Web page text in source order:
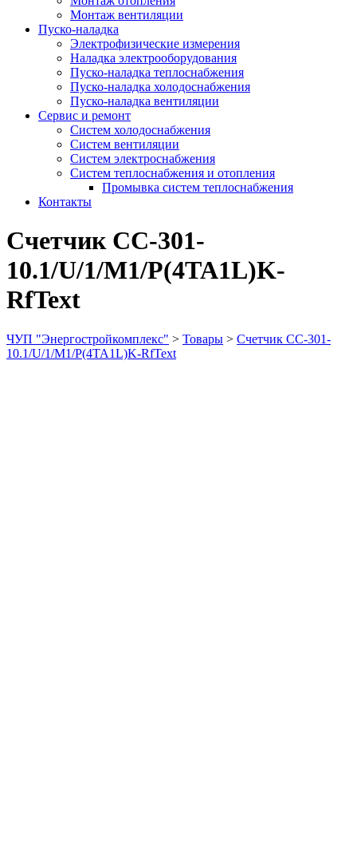
Монтаж вентиляции
Пуско-наладка
Электрофизические измерения
Наладка электрооборудования
Пуско-наладка теплоснабжения
Пуско-наладка холодоснабжения
Пуско-наладка вентиляции
Сервис и ремонт
Систем холодоснабжения
Систем вентиляции
Систем электроснабжения
Систем теплоснабжения и отопления
Промывка систем теплоснабжения
Контакты
Счетчик СС-301-
10.1/U/1/M1/P(4TA1L)K-
RfText
ЧУП "Энергостройкомплекс" > Товары > Счетчик СС-301-
10.1/U/1/M1/P(4TA1L)K-RfText